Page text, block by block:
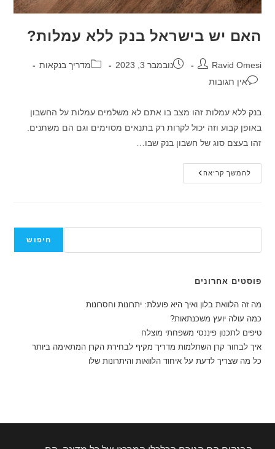
האם יש בישראל בנק ללא עמלות?
מחבר:
Ravid Omesi פורסם:נובמבר 3, 2023 קטגוריה:
מדריך בנקאות
תגובות:
אין תגובות
בנק ללא עמלות זהו מצב בו אתם לא משלמים עמלות על החשבון
באופן קבוע וזה יכול לקרות רק בתנאים מסוימים וגם הם משתנים.
זהו בעצם סוג של חשבון בנק שבו…
להמשך קריאההאם
יש
חיפוש
פוסטים אחרונים
מה זה הלוואת בלון ואיך היא פועלת: יתרונות וחסרונות
כמה עולה יועץ משכנתאות?
טיפים לתכנון פיננסי משפחתי מוצלח
איך לבחור קרן השתלמות מדריך מקיף לבחירת הקרן המתאימה ביותר
כל מה שצריך לדעת על איחוד הלוואות והיתרונות שלו